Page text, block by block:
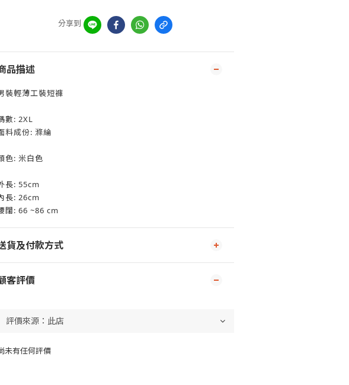
分享到
品描述
裝輕薄工裝短褲
數: 2XL
料成份: 滌綸
色: 米白色
長: 55cm
長: 26cm
闊: 66 ~86 cm
貨及付款方式
客評價
未有任何評價